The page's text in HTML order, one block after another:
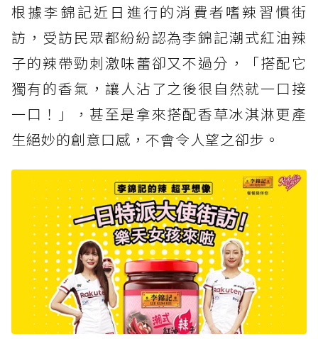
根據李錦記近日進行的消費者嗜辣習慣街
訪，受訪民眾都紛紛認為李錦記潮式紅油辣
子的辣帶勁刺激味蕾卻又不過分，「搭配它
獨有的香氣，讓人沾了之後很自然就一口接
一口！」，甚至是拿來搭配香草冰淇淋更產
生絕妙的創意口感，不會令人望之卻步。